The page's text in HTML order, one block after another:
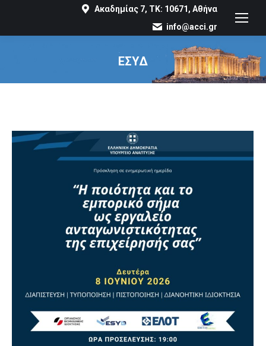
Ακαδημίας 7, ΤΚ: 10671, Αθήνα
info@acci.gr
ΕΣΥΔ
You are here: